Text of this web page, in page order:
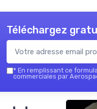
Téléchargez
* En remplissant ce
commerciales par